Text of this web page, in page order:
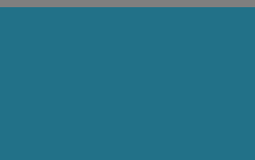
a partir de pequenas
energia de modo constante e
o oposto dessa lógica,
a oferta elétrica sem
ambientais e sociais das
e sem demandar a ocupação